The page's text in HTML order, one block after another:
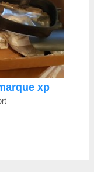
xp